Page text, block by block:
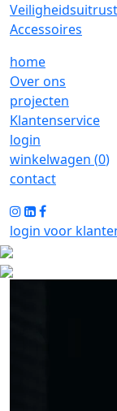
Accessoires
home
Over ons
projecten
Klantenservice
login
winkelwagen (0)
contact
login voor